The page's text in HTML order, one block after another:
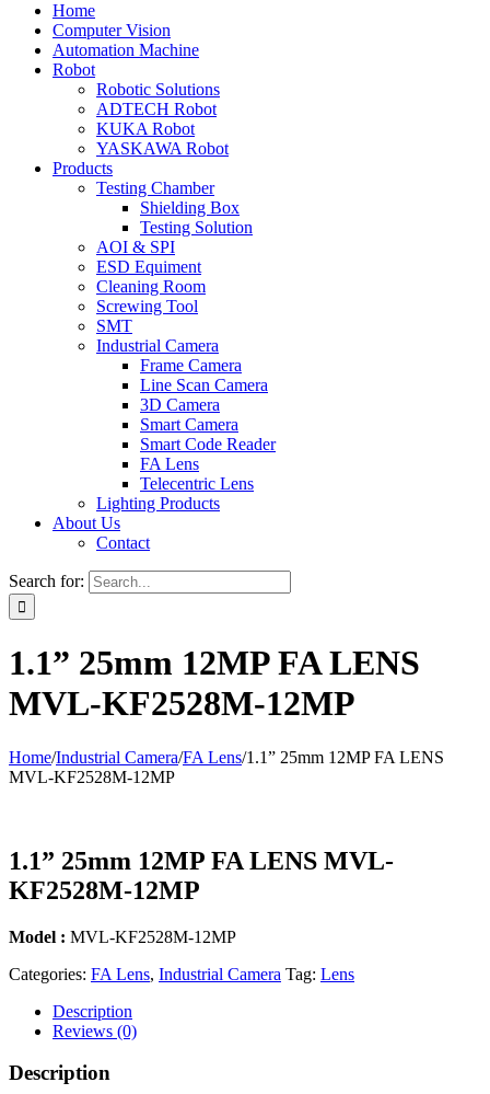
Home
Computer Vision
Automation Machine
Robot
Robotic Solutions
ADTECH Robot
KUKA Robot
YASKAWA Robot
Products
Testing Chamber
Shielding Box
Testing Solution
AOI & SPI
ESD Equiment
Cleaning Room
Screwing Tool
SMT
Industrial Camera
Frame Camera
Line Scan Camera
3D Camera
Smart Camera
Smart Code Reader
FA Lens
Telecentric Lens
Lighting Products
About Us
Contact
Search for:
1.1” 25mm 12MP FA LENS
MVL-KF2528M-12MP
Home/Industrial Camera/FA Lens/1.1” 25mm 12MP FA LENS
MVL-KF2528M-12MP
1.1” 25mm 12MP FA LENS MVL-
KF2528M-12MP
Model : MVL-KF2528M-12MP
Categories: FA Lens, Industrial Camera Tag: Lens
Description
Reviews (0)
Description